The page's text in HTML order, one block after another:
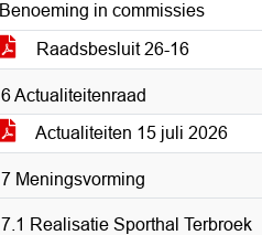
Benoeming in commissies
Raadsbesluit 26-16
6 Actualiteitenraad
Actualiteiten 15 juli 2026
7 Meningsvorming
7.1 Realisatie Sporthal Terbroek